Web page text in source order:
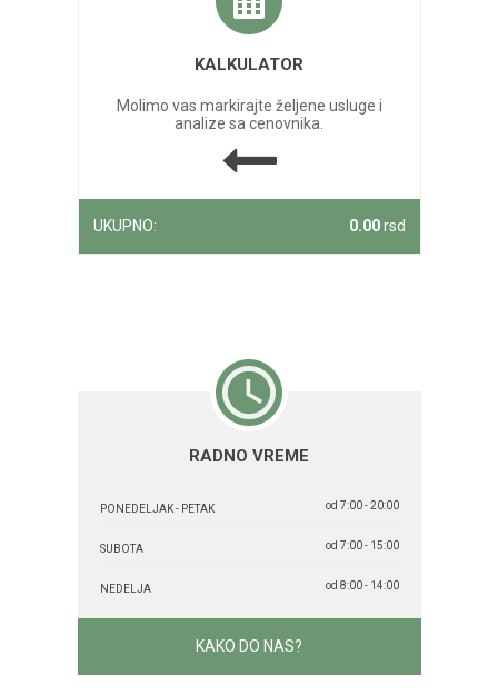
KALKULATOR
Molimo vas markirajte željene usluge i
analize sa cenovnika.
UKUPNO: 0.00rsd
RADNO VREME
PONEDELJAK - PETAK od 7:00 - 20:00
SUBOTA od 7:00 - 15:00
NEDELJA od 8:00 - 14:00
KAKO DO NAS?